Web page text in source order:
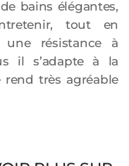
bains élégantes,
tout en
résistance à
il s’adapte à la
très agréable